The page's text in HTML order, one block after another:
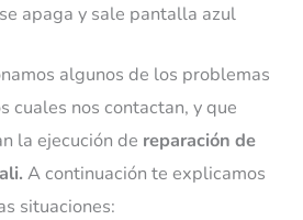
apaga y sale pantalla azul
algunos de los problemas
cuales nos contactan, y que
la ejecución de reparación de
A continuación te explicamos
situaciones: